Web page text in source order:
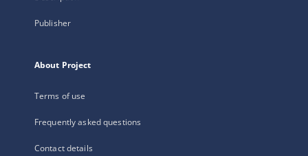
Publisher
About Project
Terms of use
Frequently asked questions
Contact details